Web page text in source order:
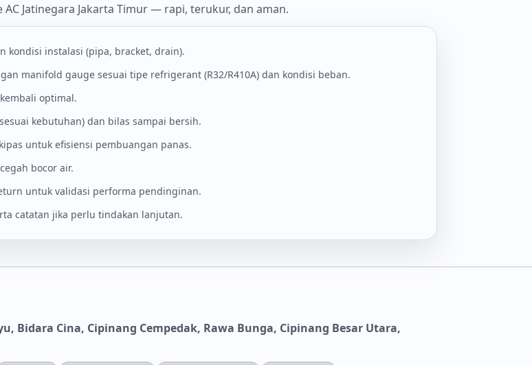
Jatinegara Jakarta Timur — rapi, terukur, dan aman.
kondisi instalasi (pipa, bracket, drain).
manifold gauge sesuai tipe refrigerant (R32/R410A) dan kondisi beban.
optimal.
kebutuhan) dan bilas sampai bersih.
untuk efisiensi pembuangan panas.
bocor air.
untuk validasi performa pendinginan.
catatan jika perlu tindakan lanjutan.
Bidara Cina, Cipinang Cempedak, Rawa Bunga, Cipinang Besar Utara,